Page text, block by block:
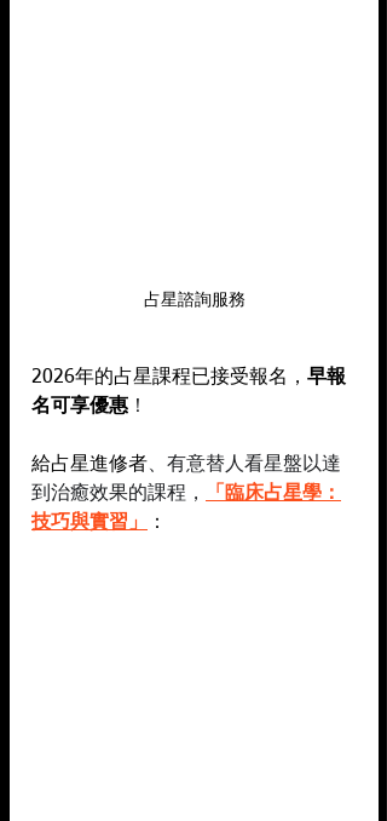
占星諮詢服務
2026年的占星課程已接受報名， 早報
名可享優惠 ！
給占星進修者、有意替人看星盤以達
到治癒效果的課程，
「臨床占星學：
技巧與實習」
：